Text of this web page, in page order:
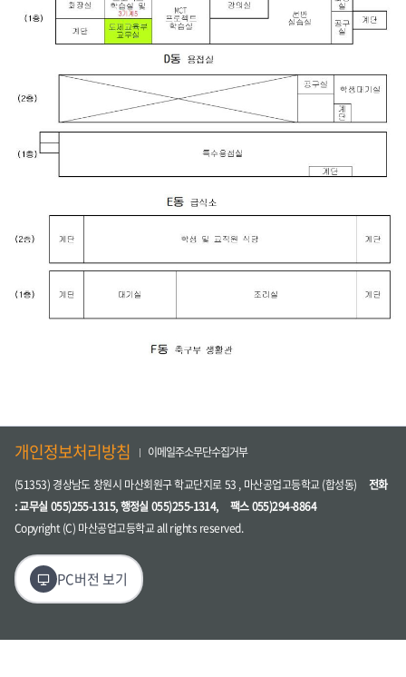
개인정보처리방침
이메일주소무단수집거부
(51353) 경상남도 창원시 마산회원구 학교단지로 53 , 마산공업고등학교 (합성동)
전화
: 교무실 055)255-1315, 행정실 055)255-1314,
팩스 055)294-8864
Copyright (C) 마산공업고등학교 all rights reserved.
PC버전 보기